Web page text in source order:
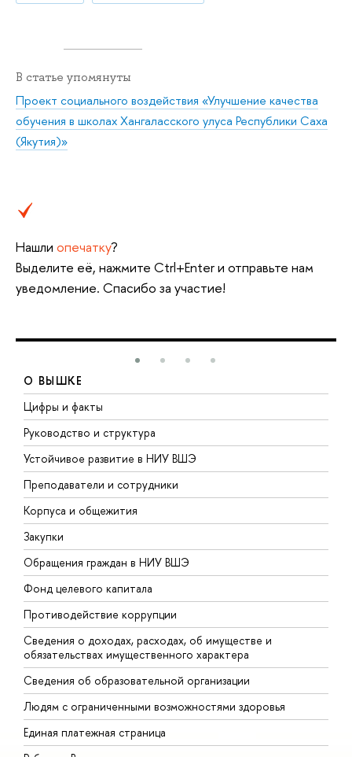
В статье упомянуты
Проект социального воздействия «Улучшение качества
обучения в школах Хангаласского улуса Республики Саха
(Якутия)»
Нашли опечатку?
Выделите её, нажмите Ctrl+Enter и отправьте нам
уведомление. Спасибо за участие!
О ВЫШКЕ
Цифры и факты
Руководство и структура
Устойчивое развитие в НИУ ВШЭ
Преподаватели и сотрудники
Корпуса и общежития
Закупки
Обращения граждан в НИУ ВШЭ
Фонд целевого капитала
Противодействие коррупции
Сведения о доходах, расходах, об имуществе и
обязательствах имущественного характера
Сведения об образовательной организации
Людям с ограниченными возможностями здоровья
Единая платежная страница